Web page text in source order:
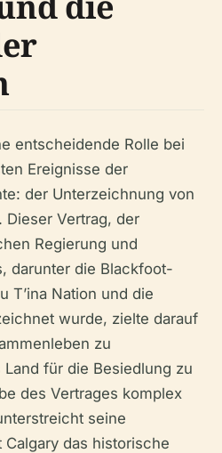
entscheidende Rolle bei
Ereignisse der
der Unterzeichnung von
Dieser Vertrag, der
Regierung und
darunter die Blackfoot-
T’ina Nation und die
wurde, zielte darauf
zu
für die Besiedlung zu
des Vertrages komplex
seine
das historische